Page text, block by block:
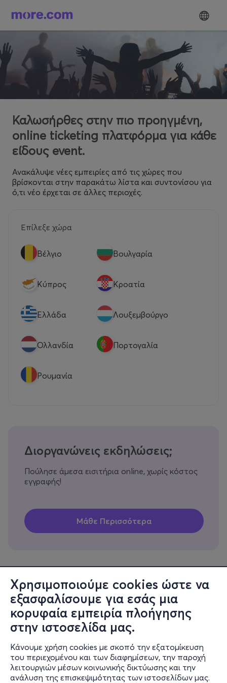
Χρησιμοποιούμε cookies ώστε να
εξασφαλίσουμε για εσάς μια
κορυφαία εμπειρία πλοήγησης
στην ιστοσελίδα μας.
Κάνουμε χρήση cookies με σκοπό την εξατομίκευση
του περιεχομένου και των διαφημίσεων, την παροχή
λειτουργιών μέσων κοινωνικής δικτύωσης και την
ανάλυση της επισκεψιμότητας των ιστοσελίδων μας.
Καλωσήρθες στην πιο προηγμένη,
online ticketing πλατφόρμα για κάθε
είδους event.
Ανακάλυψε νέες εμπειρίες από τις χώρες που
βρίσκονται στην παρακάτω λίστα και συντονίσου για
ό,τι νέο έρχεται σε άλλες περιοχές.
Επίλεξε χώρα
Βέλγιο Βουλγαρία
Κύπρος Κροατία
Eλλάδα Λουξεμβούργο
Ολλανδία Πορτογαλία
Ρουμανία
Διοργανώνεις εκδηλώσεις;
Πούλησε άμεσα εισιτήρια online, χωρίς κόστος
εγγραφής!
Πληροφορίες
Υποστήριξη
Stay Connected